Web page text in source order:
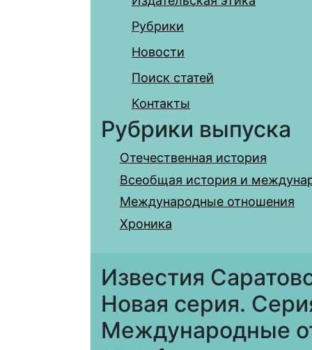
Рубрики
Новости
Поиск статей
Контакты
Рубрики выпуска
Отечественная история
Всеобщая история и
Международные отношения
Хроника
Известия
Новая серия.
Международные